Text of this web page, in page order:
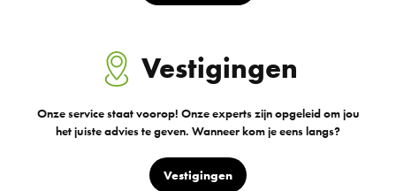
Vestigingen
Onze service staat voorop! Onze experts zijn opgeleid om jou
het juiste advies te geven. Wanneer kom je eens langs?
Vestigingen